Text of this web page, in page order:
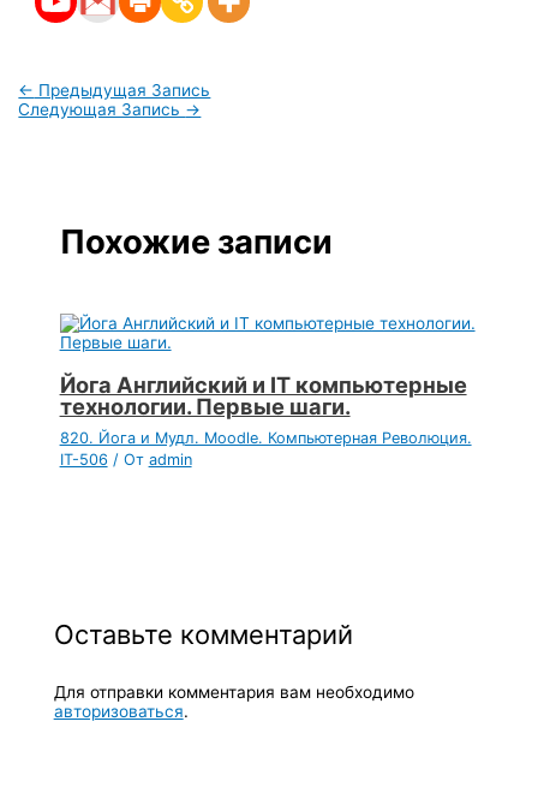
← Предыдущая Запись
Следующая Запись →
Похожие записи
Йога Английский и IT компьютерные
технологии. Первые шаги.
820. Йога и Мудл. Moodle. Компьютерная Революция.
IT-506 / От admin
Оставьте комментарий
Для отправки комментария вам необходимо
авторизоваться.